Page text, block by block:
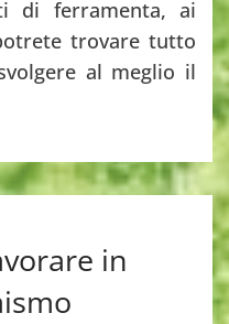
di ferramenta, ai
trovare tutto
al meglio il
in